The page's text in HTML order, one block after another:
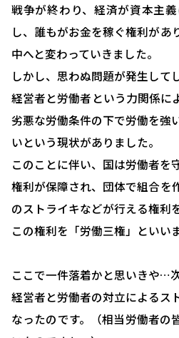
HOME
選ばれる理由
助成金について
採用コンサルティング
人事評価制度について
戦争が終わり、経済が資本主
し、誰もがお金を稼ぐ権利があ
中へと変わっていきました。
しかし、思わぬ問題が発生して
経営者と労働者という力関係に
劣悪な労働条件の下で労働を強
いという現状がありました。
このことに伴い、国は労働者を
権利が保障され、団体で組合を
のストライキなどが行える権利
この権利を「労働三権」といいま
ここで一件落着かと思いきや…
経営者と労働者の対立によるス
なったのです。（相当労働者の